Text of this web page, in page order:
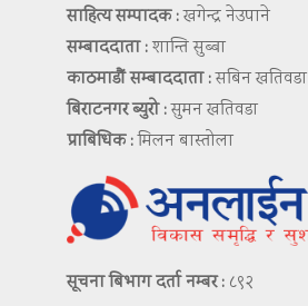
साहित्य सम्पादक :खगेन्द्र नेउपाने
सम्बाददाता :शान्ति सुब्बा
काठमाडौं सम्बाददाता :सबिन खतिवडा
बिराटनगर ब्युरो :सुमन खतिवडा
प्राबिधिक :मिलन बास्तोला
सूचना बिभाग दर्ता नम्बर : ८९२